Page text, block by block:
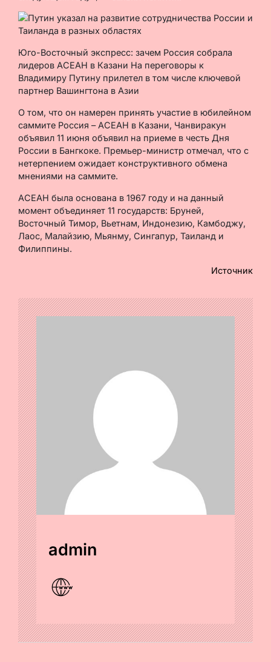
Юго-Восточный экспресс: зачем Россия собрала
лидеров АСЕАН в Казани На переговоры к
Владимиру Путину прилетел в том числе ключевой
партнер Вашингтона в Азии
О том, что он намерен принять участие в юбилейном
саммите Россия – АСЕАН в Казани, Чанвиракун
объявил 11 июня объявил на приеме в честь Дня
России в Бангкоке. Премьер-министр отмечал, что с
нетерпением ожидает конструктивного обмена
мнениями на саммите.
АСЕАН была основана в 1967 году и на данный
момент объединяет 11 государств: Бруней,
Восточный Тимор, Вьетнам, Индонезию, Камбоджу,
Лаос, Малайзию, Мьянму, Сингапур, Таиланд и
Филиппины.
Источник
admin